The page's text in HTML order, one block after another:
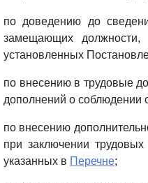
по доведению до
замещающих должности,
установленных
по внесению в трудовые
дополнений о соблюдении
по внесению
при заключении
указанных в Перечне;